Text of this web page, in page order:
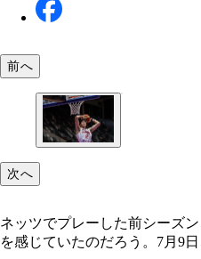
前へ
次へ
ネッツでプレーした前シーズ
を感じていたのだろう。7月9日